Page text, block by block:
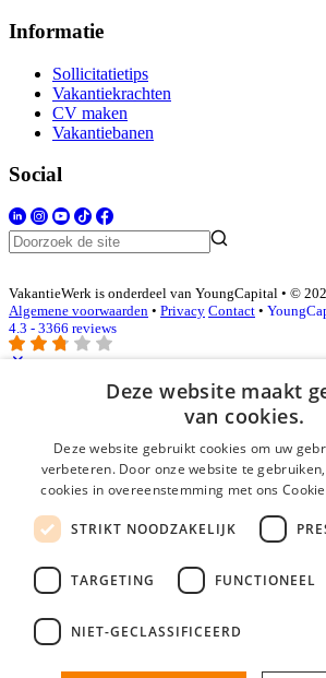
Informatie
Sollicitatietips
Vakantiekrachten
CV maken
Vakantiebanen
Social
VakantieWerk is onderdeel van YoungCapital • ©
Algemene voorwaarden • Privacy Contact •
4.3 - 3366 reviews
Inloggen als bedrijf
E-mail*
Wachtwoord
login gegevens onthouden
login
Bedrijf aanmelden
Deze website maakt
van cookies.
Deze website gebruikt cookies om uw
verbeteren. Door onze website te
cookies in overeenstemming met ons
STRIKT NOODZAKELIJK
TARGETING FUNCTIONEEL
NIET-GECLASSIFICEERD